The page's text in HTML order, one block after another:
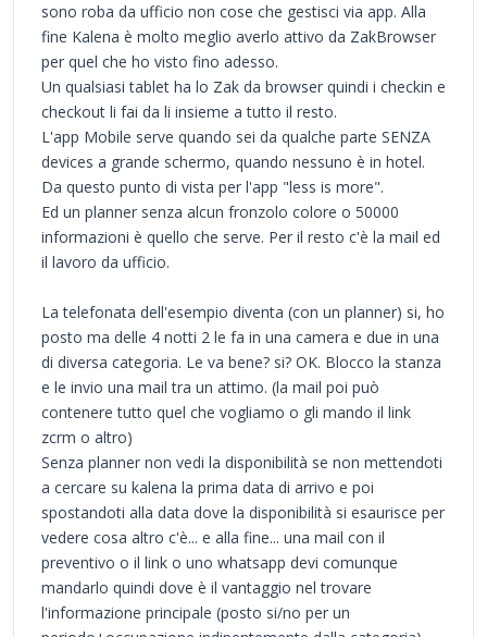
sono roba da ufficio non cose che gestisci via app. Alla
fine Kalena è molto meglio averlo attivo da ZakBrowser
per quel che ho visto fino adesso.
Un qualsiasi tablet ha lo Zak da browser quindi i checkin e
checkout li fai da li insieme a tutto il resto.
L'app Mobile serve quando sei da qualche parte SENZA
devices a grande schermo, quando nessuno è in hotel.
Da questo punto di vista per l'app "less is more".
Ed un planner senza alcun fronzolo colore o 50000
informazioni è quello che serve. Per il resto c'è la mail ed
il lavoro da ufficio.
La telefonata dell'esempio diventa (con un planner) si, ho
posto ma delle 4 notti 2 le fa in una camera e due in una
di diversa categoria. Le va bene? si? OK. Blocco la stanza
e le invio una mail tra un attimo. (la mail poi può
contenere tutto quel che vogliamo o gli mando il link
zcrm o altro)
Senza planner non vedi la disponibilità se non mettendoti
a cercare su kalena la prima data di arrivo e poi
spostandoti alla data dove la disponibilità si esaurisce per
vedere cosa altro c'è... e alla fine... una mail con il
preventivo o il link o uno whatsapp devi comunque
mandarlo quindi dove è il vantaggio nel trovare
l'informazione principale (posto si/no per un